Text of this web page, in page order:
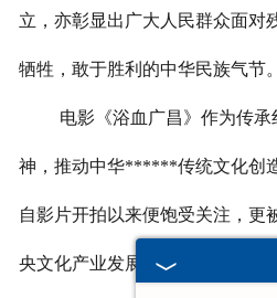
立，亦彰显出广大人民群众面对
牺牲，敢于胜利的中华民族气节
电影《浴血广昌》作为传
神，推动中华******传统文化创
自影片开拍以来便饱受关注，更
央文化产业发展专项资金资助项